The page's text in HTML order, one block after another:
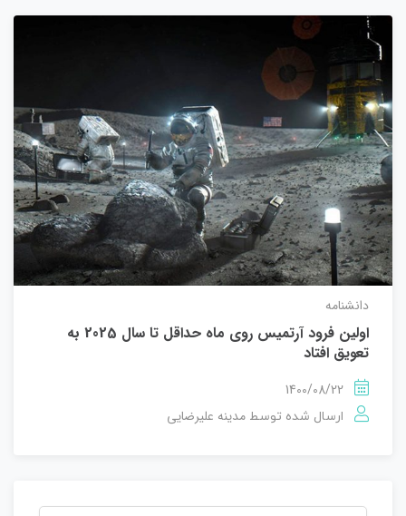
دانشنامه
اولین فرود آرتمیس روی ماه حداقل تا سال 2025 به
تعویق افتاد
1400/08/22
ارسال شده توسط مدینه علیرضایی